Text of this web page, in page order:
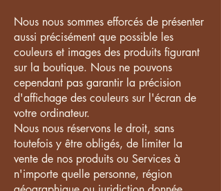
Nous nous sommes efforcés de présenter
aussi précisément que possible les
couleurs et images des produits figurant
sur la boutique. Nous ne pouvons
cependant pas garantir la précision
d'affichage des couleurs sur l'écran de
votre ordinateur.
Nous nous réservons le droit, sans
toutefois y être obligés, de limiter la
vente de nos produits ou Services à
n'importe quelle personne, région